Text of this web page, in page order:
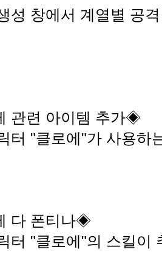
성 창에서 계열별 공
관련 아이템 추가◈
터 "클로에"가 사용하
다 폰티나◈
터 "클로에"의 스킬이